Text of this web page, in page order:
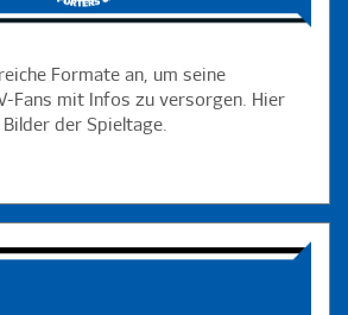
Formate an, um seine
Fans mit Infos zu versorgen. Hier
der Spieltage.